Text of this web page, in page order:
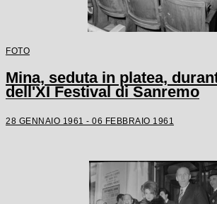
FOTO
Mina, seduta in platea,
dell'XI Festival di Sanremo
28 GENNAIO 1961 - 06 FEBBRAIO 1961